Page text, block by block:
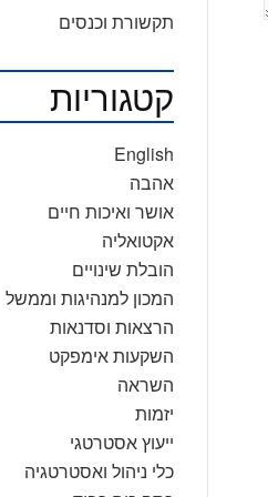
תקשורת וכנסים
קטגוריות
English
אהבה
אושר ואיכות חיים
אקטואליה
הובלת שינויים
המכון למנהיגות וממשל
הרצאות וסדנאות
השקעות אימפקט
השראה
יזמות
ייעוץ אסטרטגי
כלי ניהול ואסטרטגיה